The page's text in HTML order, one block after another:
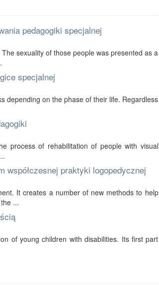
pedagogiki specjalnej
sexuality of those people was presented as a
specjalnej
depending on the phase of their life. Regardless
process of rehabilitation of people with visual
współczesnej praktyki logopedycznej
It creates a number of new methods to help
...
of young children with disabilities. Its first part